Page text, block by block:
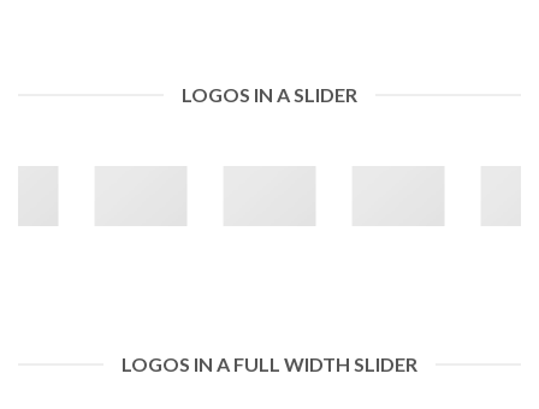
LOGOS IN A SLIDER
LOGOS IN A FULL WIDTH SLIDER